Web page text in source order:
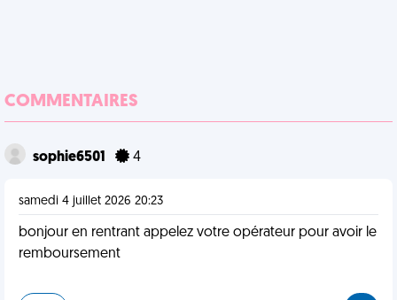
COMMENTAIRES
sophie6501 4
samedi 4 juillet 2026 20:23
bonjour en rentrant appelez votre opérateur pour avoir le
remboursement